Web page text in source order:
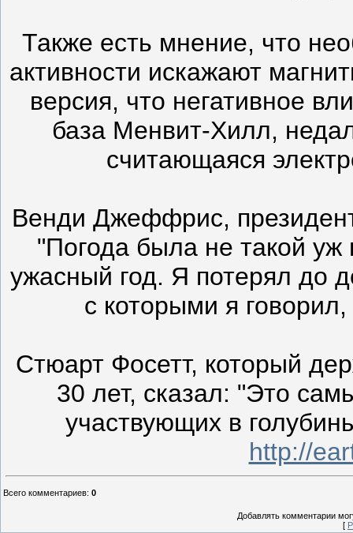
Также есть мнение, что
активности искажают
версия, что негативное
база Менвит-Хилл,
считающаяся
Венди Джеффрис,
"Погода была не такой уж
ужасный год. Я потерял до
с которыми я
Стюарт Фосетт, который
30 лет, сказал: "Это
участвующих в
http://
Всего комментариев: 0
Добавлять комментарии
[